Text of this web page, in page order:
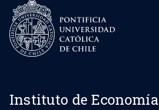
Instituto de Economía